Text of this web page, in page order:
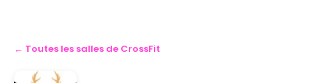
Exercices
← Toutes les salles de CrossFit